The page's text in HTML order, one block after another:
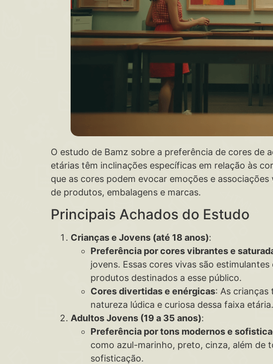
O estudo de Bamz sobre a preferência de cores
etárias têm inclinações específicas em relação às
que as cores podem evocar emoções e
de produtos, embalagens e marcas.
Principais Achados do Estudo
Crianças e Jovens (até 18 anos):
Preferência por cores vibrantes e
jovens. Essas cores vivas são
produtos destinados a esse público.
Cores divertidas e enérgicas: As crianças
natureza lúdica e curiosa dessa faixa etária.
Adultos Jovens (19 a 35 anos):
Preferência por tons modernos e
como azul-marinho, preto, cinza, além de
sofisticação.